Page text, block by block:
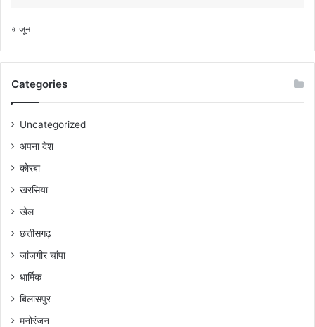
« जून
Categories
Uncategorized
अपना देश
कोरबा
खरसिया
खेल
छत्तीसगढ़
जांजगीर चांपा
धार्मिक
बिलासपुर
मनोरंजन